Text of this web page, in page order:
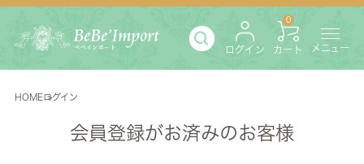
ログイン カート
0
メニュー
HOMEログイン
会員登録がお済みのお客様